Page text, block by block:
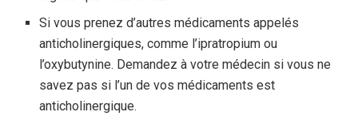
Si vous prenez d’autres médicaments appelés
anticholinergiques, comme l’ipratropium ou
l’oxybutynine. Demandez à votre médecin si vous ne
savez pas si l’un de vos médicaments est
anticholinergique.